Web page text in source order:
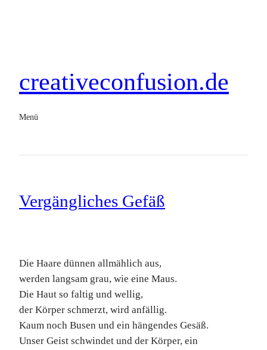
creativeconfusion.de
Menü
Vergängliches Gefäß
Die Haare dünnen allmählich aus,
werden langsam grau, wie eine Maus.
Die Haut so faltig und wellig,
der Körper schmerzt, wird anfällig.
Kaum noch Busen und ein hängendes Gesäß.
Unser Geist schwindet und der Körper, ein